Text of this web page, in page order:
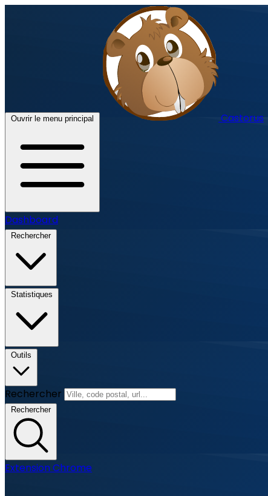
Ouvrir le menu principal Castorus
Dashboard
Rechercher
Statistiques
Outils
Rechercher
Rechercher
Extension Chrome